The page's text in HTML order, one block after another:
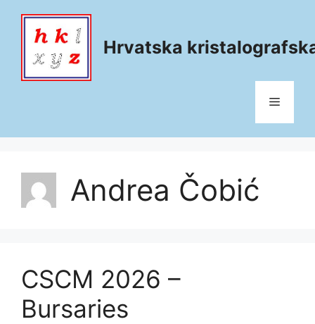
content
Hrvatska
Menu
Andrea Čobić
CSCM 2026 –
Bursaries